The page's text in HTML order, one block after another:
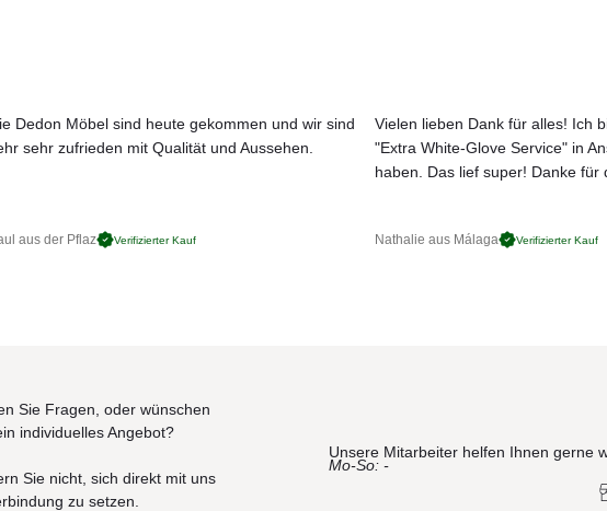
vorab für Ihre Terrasse und Ihren Garten bestimmt. Genau wie beim
nur die mitgelieferte Schutzhülle über den Schirm zu schieben. Der
einfach bedienen und dreht um 360° um den Mast.
JETZT MUSTER BESTELLEN
Dedon Möbel sind heute gekommen und wir sind
sehr zufrieden mit Qualität und Aussehen.
aus der Pflaz Verifizierter Kauf
Vielen lieben Dank für alles! Ich
"Extra White-Glove Service" in
haben. Das lief super! Danke für
Nathalie aus Málaga Verifizierter Kauf
Sie Fragen, oder wünschen
individuelles Angebot?
Sie nicht, sich direkt mit uns
zu setzen.
Unsere Mitarbeiter helfen Ihnen gerne
Mo-So: -